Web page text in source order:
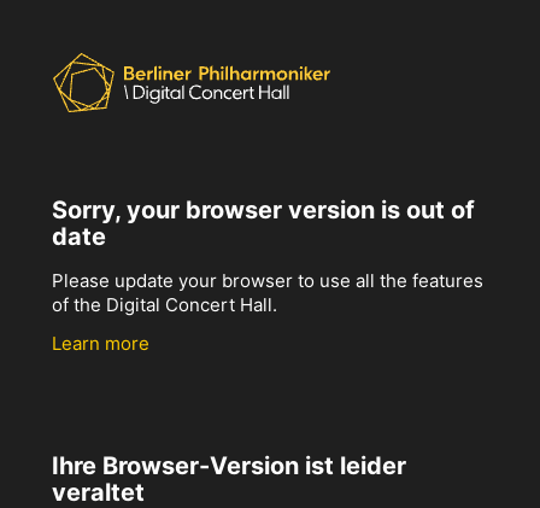
Sorry, your browser version is out of
date
Please update your browser to use all the features
of the Digital Concert Hall.
Learn more
Ihre Browser-Version ist leider
veraltet